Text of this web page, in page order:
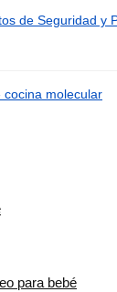
de Seguridad y
cocina molecular
para bebé